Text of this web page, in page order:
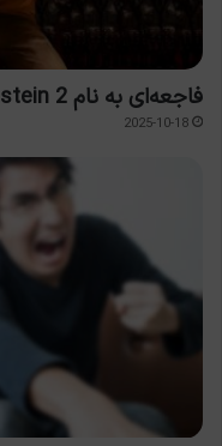
فاجعه‌ای به نام Wolfenstein 2 قسمت اول
2025-10-18